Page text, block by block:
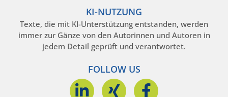
KI-NUTZUNG
Texte, die mit KI-Unterstützung entstanden, werden
immer zur Gänze von den Autorinnen und Autoren in
jedem Detail geprüft und verantwortet.
FOLLOW US